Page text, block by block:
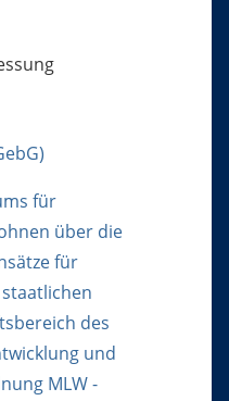
für
über die
für
des
und
MLW -